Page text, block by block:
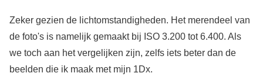
Zeker gezien de lichtomstandigheden. Het merendeel van
de foto's is namelijk gemaakt bij ISO 3.200 tot 6.400. Als
we toch aan het vergelijken zijn, zelfs iets beter dan de
beelden die ik maak met mijn 1Dx.